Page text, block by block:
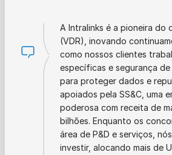
A Intralinks é a pioneira do
(VDR), inovando
como nossos clientes
específicas e segurança
para proteger dados e
apoiados pela SS&C, uma
poderosa com receita de
bilhões. Enquanto os
área de P&D e serviços,
investir, alocando mais de